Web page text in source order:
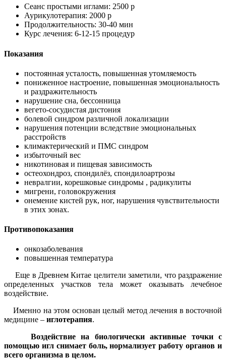
Сеанс простыми иглами: 2500 р
Аурикулотерапия: 2000 р
Продолжительность: 30-40 мин
Курс лечения: 6-12-15 процедур
Показания
постоянная усталость, повышенная утомляемость
пониженное настроение, повышенная эмоциональность
и раздражительность
нарушение сна, бессонница
вегето-сосудистая дистония
болевой синдром различной локализации
нарушения потенции вследствие эмоциональных
расстройств
климактерический и ПМС синдром
избыточный вес
никотиновая и пищевая зависимость
остеохондроз, спондилёз, спондилоартрозы
невралгии, корешковые синдромы , радикулиты
мигрени, головокружения
онемение кистей рук, ног, нарушения чувствительности
в этих зонах.
Противопоказания
онкозаболевания
повышенная температура
Еще в Древнем Китае целители заметили, что раздражение
определенных участков тела может оказывать лечебное
воздействие.
Именно на этом основан целый метод лечения в восточной
медицине – иглотерапия.
Воздействие на биологически активные точки с
помощью игл снимает боль, нормализует работу органов и
всего организма в целом.